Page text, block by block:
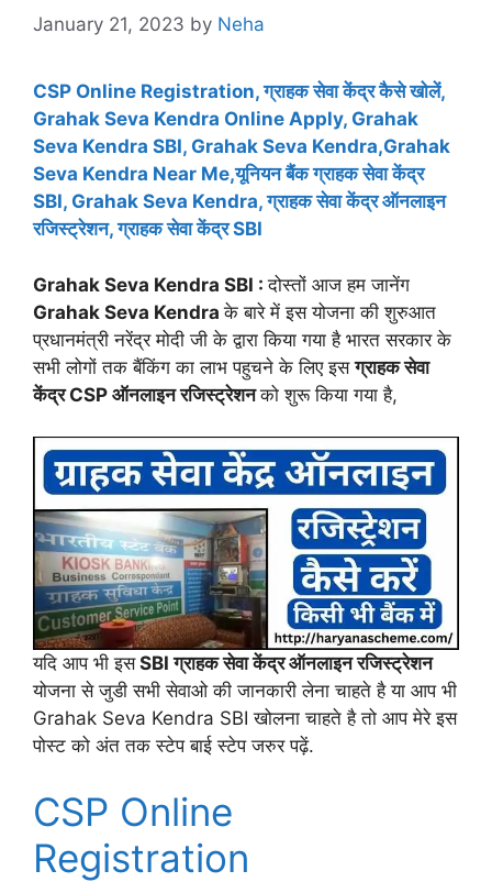
January 21, 2023 by Neha
CSP Online Registration, ग्राहक सेवा केंद्र कैसे खोलें,
Grahak Seva Kendra Online Apply, Grahak
Seva Kendra SBI, Grahak Seva Kendra,Grahak
Seva Kendra Near Me,यूनियन बैंक ग्राहक सेवा केंद्र
SBI, Grahak Seva Kendra, ग्राहक सेवा केंद्र ऑनलाइन
रजिस्ट्रेशन, ग्राहक सेवा केंद्र SBI
Grahak Seva Kendra SBI :दोस्तों आज हम जानेंग
Grahak Seva Kendraके बारे में इस योजना की शुरुआत
प्रधानमंत्री नरेंद्र मोदी जी के द्वारा किया गया है भारत सरकार के
सभी लोगों तक बैंकिंग का लाभ पहुचने के लिए इसग्राहक सेवा
केंद्र CSP ऑनलाइन रजिस्ट्रेशनको शुरू किया गया है,
यदि आप भी इसSBI ग्राहक सेवा केंद्र ऑनलाइन रजिस्ट्रेशन
योजना से जुडी सभी सेवाओ की जानकारी लेना चाहते है या आप भी
Grahak Seva Kendra SBI खोलना चाहते है तो आप मेरे इस
पोस्ट को अंत तक स्टेप बाई स्टेप जरुर पढ़ें.
CSP Online
Registration